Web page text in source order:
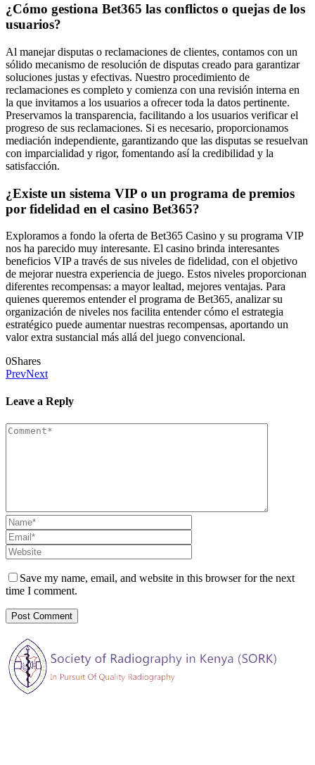
¿Cómo gestiona Bet365 las conflictos o quejas de los
usuarios?
Al manejar disputas o reclamaciones de clientes, contamos con un
sólido mecanismo de resolución de disputas creado para garantizar
soluciones justas y efectivas. Nuestro procedimiento de
reclamaciones es completo y comienza con una revisión interna en
la que invitamos a los usuarios a ofrecer toda la datos pertinente.
Preservamos la transparencia, facilitando a los usuarios verificar el
progreso de sus reclamaciones. Si es necesario, proporcionamos
mediación independiente, garantizando que las disputas se resuelvan
con imparcialidad y rigor, fomentando así la credibilidad y la
satisfacción.
¿Existe un sistema VIP o un programa de premios
por fidelidad en el casino Bet365?
Exploramos a fondo la oferta de Bet365 Casino y su programa VIP
nos ha parecido muy interesante. El casino brinda interesantes
beneficios VIP a través de sus niveles de fidelidad, con el objetivo
de mejorar nuestra experiencia de juego. Estos niveles proporcionan
diferentes recompensas: a mayor lealtad, mejores ventajas. Para
quienes queremos entender el programa de Bet365, analizar su
organización de niveles nos facilita entender cómo el estrategia
estratégico puede aumentar nuestras recompensas, aportando un
valor extra sustancial más allá del juego convencional.
0Shares
PrevNext
Leave a Reply
Save my name, email, and website in this browser for the next
time I comment.